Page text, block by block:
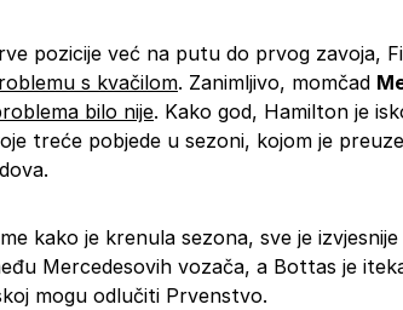
pozicije već na putu do prvog zavoja,
s kvačilom. Zanimljivo, momčad
bilo nije. Kako god, Hamilton je
treće pobjede u sezoni, kojom je
kako je krenula sezona, sve je
Mercedesovih vozača, a Bottas je
mogu odlučiti Prvenstvo.